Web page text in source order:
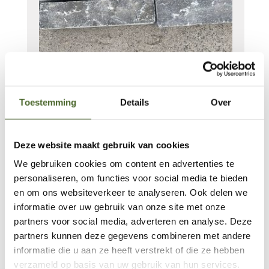
Toestemming Details Over
Deze website maakt gebruik van cookies
We gebruiken cookies om content en advertenties te
personaliseren, om functies voor social media te bieden
en om ons websiteverkeer te analyseren. Ook delen we
informatie over uw gebruik van onze site met onze
partners voor social media, adverteren en analyse. Deze
partners kunnen deze gegevens combineren met andere
informatie die u aan ze heeft verstrekt of die ze hebben
verzameld op basis van uw gebruik van hun services.
Waalformaat Chinees
hardsteen
prijs
was:
€55.23.
prijs
is:
€42.35.
Voorraad: 65 m²
Waalformaat
Chinees
hardsteen
aantal
Toevoegen aan
winkelwagen